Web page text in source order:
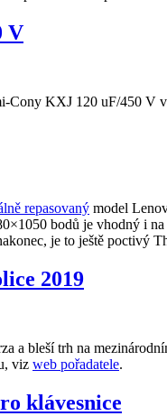
V
Cony KXJ 120 uF/450 V
repasovaný model
bodů je vhodný i
je to ještě poctivý
2019
a bleší trh na
viz web pořadatele.
klávesnice